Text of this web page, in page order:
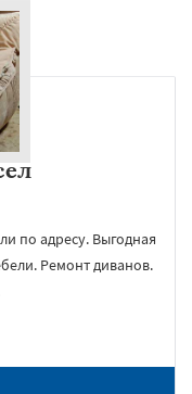
по адресу. Выгодная
Ремонт диванов.